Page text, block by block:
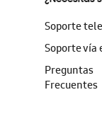
Soporte
Soporte vía
Preguntas
Frecuentes